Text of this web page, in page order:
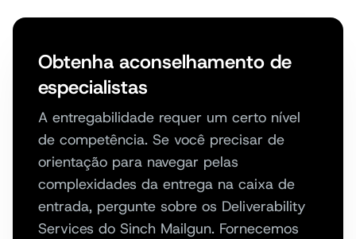
Obtenha aconselhamento de
especialistas
A entregabilidade requer um certo nível
de competência. Se você precisar de
orientação para navegar pelas
complexidades da entrega na caixa de
entrada, pergunte sobre os Deliverability
Services do Sinch Mailgun. Fornecemos